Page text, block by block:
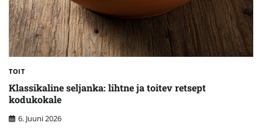
TOIT
Klassikaline seljanka: lihtne ja toitev retsept
kodukokale
6. Juuni 2026